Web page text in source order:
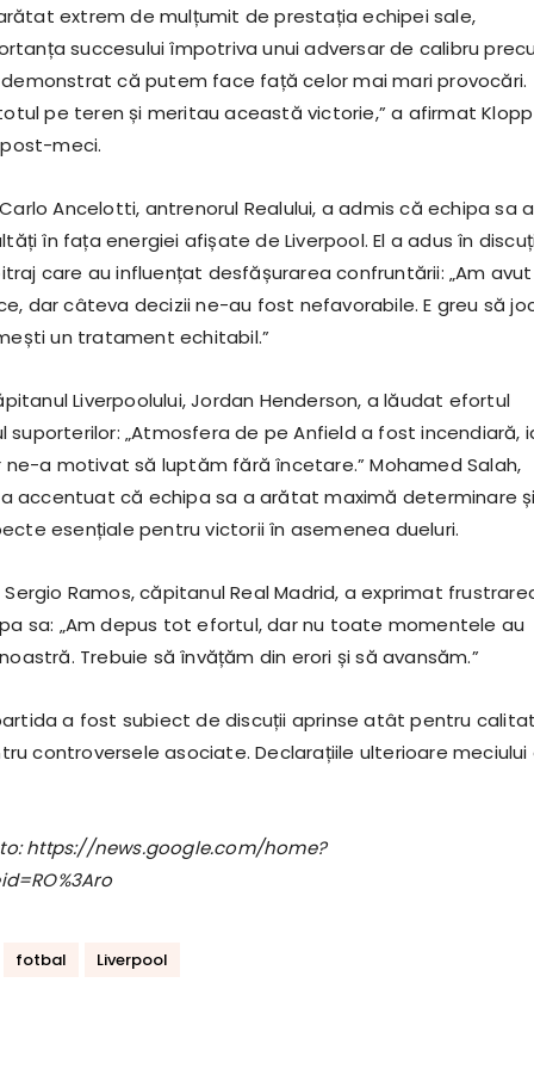
extrem de mulțumit de prestația echipei sale,
succesului împotriva unui adversar de calibru
demonstrat că putem face față celor mai mari provocări.
pe teren și meritau această victorie,” a afirmat Klopp
meci.
Ancelotti, antrenorul Realului, a admis că echipa sa a
în fața energiei afișate de Liverpool. El a adus în
care au influențat desfășurarea confruntării: „Am avut
dar câteva decizii ne-au fost nefavorabile. E greu să
un tratament echitabil.”
Liverpoolului, Jordan Henderson, a lăudat efortul
suporterilor: „Atmosfera de pe Anfield a fost incendiară,
ne-a motivat să luptăm fără încetare.” Mohamed Salah,
accentuat că echipa sa a arătat maximă determinare
esențiale pentru victorii în asemenea dueluri.
Ramos, căpitanul Real Madrid, a exprimat
sa: „Am depus tot efortul, dar nu toate momentele au
Trebuie să învățăm din erori și să avansăm.”
a fost subiect de discuții aprinse atât pentru
controversele asociate. Declarațiile ulterioare meciului
https://news.google.com/home?
fotbal Liverpool